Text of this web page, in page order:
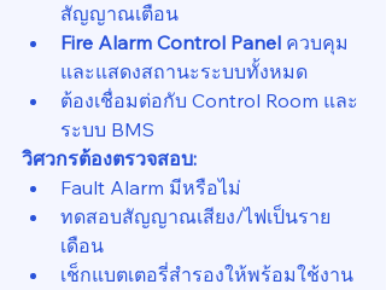
สัญญาณเตือน
Fire Alarm Control Panel ควบคุม
และแสดงสถานะระบบทั้งหมด
ต้องเชื่อมต่อกับ Control Room และ
ระบบ BMS
วิศวกรต้องตรวจสอบ:
Fault Alarm มีหรือไม่
ทดสอบสัญญาณเสียง/ไฟเป็นราย
เดือน
เช็กแบตเตอรี่สำรองให้พร้อมใช้งาน